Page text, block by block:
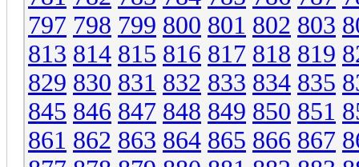
797 798 799 800 801 802 803
813 814 815 816 817 818 819
829 830 831 832 833 834 835
845 846 847 848 849 850 851
861 862 863 864 865 866 867